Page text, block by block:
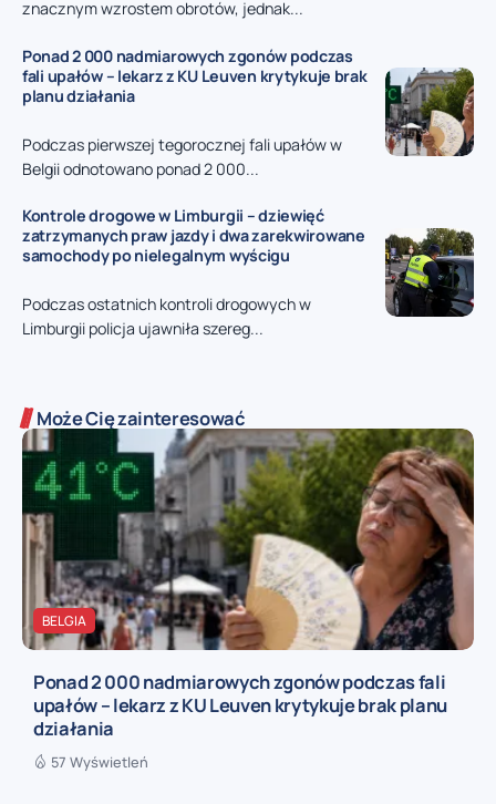
znacznym wzrostem obrotów, jednak...
Ponad 2 000 nadmiarowych zgonów podczas
fali upałów – lekarz z KU Leuven krytykuje brak
planu działania
Podczas pierwszej tegorocznej fali upałów w
Belgii odnotowano ponad 2 000...
Kontrole drogowe w Limburgii – dziewięć
zatrzymanych praw jazdy i dwa zarekwirowane
samochody po nielegalnym wyścigu
Podczas ostatnich kontroli drogowych w
Limburgii policja ujawniła szereg...
Może Cię zainteresować
BELGIA
Ponad 2 000 nadmiarowych zgonów podczas fali
upałów – lekarz z KU Leuven krytykuje brak planu
działania
57 Wyświetleń